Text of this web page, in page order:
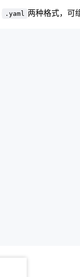
.yaml 两种格式，可